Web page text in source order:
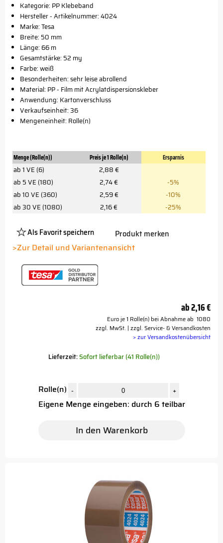
Kategorie: PP Klebeband
Hersteller - Artikelnummer: 4024
Marke: Tesa
Breite: 50 mm
Länge: 66 m
Gesamtstärke: 52 my
Farbe: weiß
Besonderheiten: sehr leise abrollend
Material: PP - Film mit Acrylatdispersionskleber
Anwendung: Kartonverschluss
Verkaufseinheit: 36
Mengeneinheit: Rolle(n)
Menge (Rolle(n)) Preis je 1 Rolle(n)
Ersparnis
ab 1 VE (6)
2,88 €
ab 5 VE (180)
2,74 €
-5%
ab 10 VE (360)
2,59 €
-10%
ab 30 VE (1080)
2,16 € -25%
Als Favorit speichern
Platzhalter
Button
Produkt merken
>Zur Detail und Variantenansicht
ab2,16 €
Euro je 1 Rolle(n) bei Abnahme ab 1080
zzgl. MwSt. | zzgl. Service- & Versandkosten
> zur Versandkostenübersicht
Lieferzeit:Sofort lieferbar (41 Rolle(n))
Rolle(n) - +
Eigene Menge eingeben: durch 6 teilbar
In den Warenkorb